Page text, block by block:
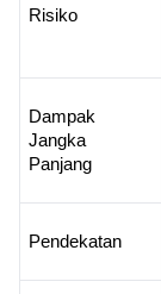
Risiko
Dampak
Jangka
Panjang
Pendekatan